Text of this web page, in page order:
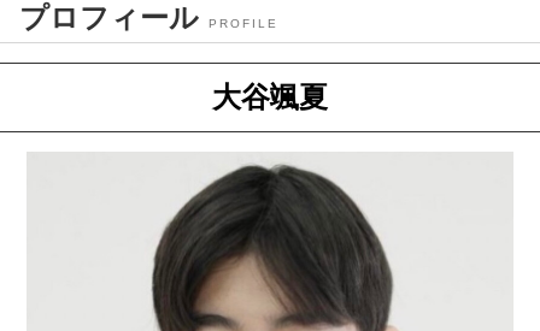
プロフィール PROFILE
大谷颯夏